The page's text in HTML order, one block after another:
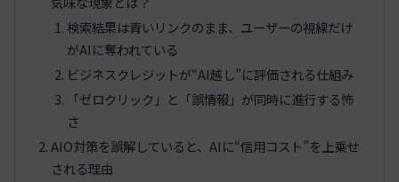
検索結果は青いリンクのまま、ユーザーの視線だけ
がAIに奪われている
ビジネスクレジットが“AI越し”に評価される仕組み
「ゼロクリック」と「誤情報」が同時に進行する怖
さ
AIO対策を誤解していると、AIに“信用コスト”を上乗せ
される理由